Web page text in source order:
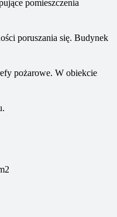
pomieszczenia
poruszania się. Budynek
pożarowe. W obiekcie